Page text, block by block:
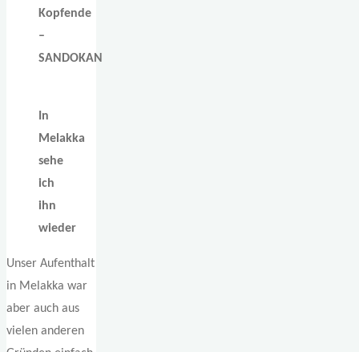
Kopfende
–
SANDOKAN
In
Melakka
sehe
ich
ihn
wieder
Unser Aufenthalt
in Melakka war
aber auch aus
vielen anderen